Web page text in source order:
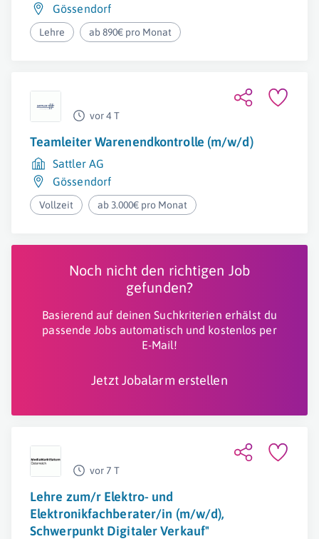
Gössendorf
Lehre ab 890€ pro Monat
vor 4 T
Teamleiter Warenendkontrolle (m/w/d)
Sattler AG
Gössendorf
Vollzeit ab 3.000€ pro Monat
Noch nicht den richtigen Job
gefunden?
Basierend auf deinen Suchkriterien erhälst du
passende Jobs automatisch und kostenlos per
E-Mail!
Jetzt Jobalarm erstellen
vor 7 T
Lehre zum/r Elektro- und
Elektronikfachberater/in (m/w/d),
Schwerpunkt Digitaler Verkauf"